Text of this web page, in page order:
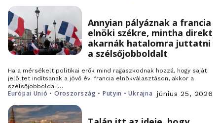
Annyian pályáznak a francia
elnöki székre, mintha direkt
akarnák hatalomra juttatni
a szélsőjobboldalt
Ha a mérsékelt politikai erők mind ragaszkodnak hozzá, hogy saját
jelöltet indítsanak a jövő évi francia elnökválasztáson, akkor a
szélsőjobboldali…
Európai Unió • Oroszország • Putyin • Ukrajna június 25, 2026